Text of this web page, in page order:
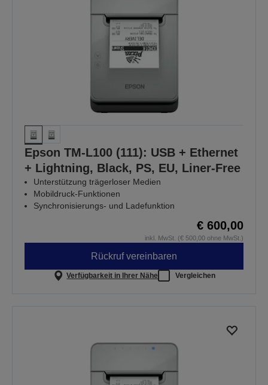
Epson TM-L100 (111): USB + Ethernet
+ Lightning, Black, PS, EU, Liner-Free
Unterstützung trägerloser Medien
Mobildruck-Funktionen
Synchronisierungs- und Ladefunktion
€ 600,00
inkl. MwSt. (€ 500,00 ohne MwSt.)
Rückruf vereinbaren
Verfügbarkeit in Ihrer Nähe Vergleichen